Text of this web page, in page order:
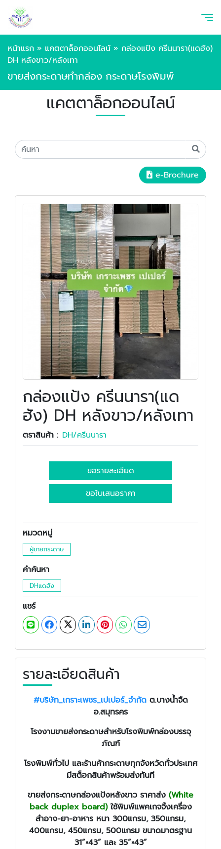
หน้าแรก » แคตตาล็อกออนไลน์ » กล่องแป้ง ครีนนารา(แดฮัง)
DH หลังขาว/หลังเทา
ขายส่งกระดาษทำกล่อง กระดาษโรงพิมพ์
แคตตาล็อกออนไลน์
e-Brochure
กล่องแป้ง ครีนนารา(แด
ฮัง) DH หลังขาว/หลังเทา
ตราสินค้า : DH/ครีนนารา
ขอรายละเอียด
ขอใบเสนอราคา
หมวดหมู่
ผู้ขายกระดาษ
คำค้นหา
DHแดฮัง
แชร์
รายละเอียดสินค้า
#บริษัท_เกราะเพชร_เปเปอร์_จำกัดต.บางน้ำจืด
อ.สมุทรคร
โรงงานขายส่งกระดาษสำหรับโรงพิมพ์กล่องบรรจุ
ภัณฑ์
โรงพิมพ์ทั่วไป และร้านค้ากระดาษทุกจังหวัดทั่วประเทศ
มีสต็อกสินค้าพร้อมส่งทันที
ขายส่งกระดาษกล่องแป้งหลังขาว ราคาส่ง (White
back duplex board)ใช้พิมพ์แพคเกจจิ้งเครื่อง
สำอาง-ยา-อาหาร หนา 300แกรม, 350แกรม,
400แกรม, 450แกรม, 500แกรม ขนาดมาตรฐาน
31”×43” และ 35”×43”